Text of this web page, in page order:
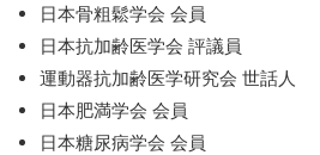
日本骨粗鬆学会 会員
日本抗加齢医学会 評議員
運動器抗加齢医学研究会 世話人
日本肥満学会 会員
日本糖尿病学会 会員